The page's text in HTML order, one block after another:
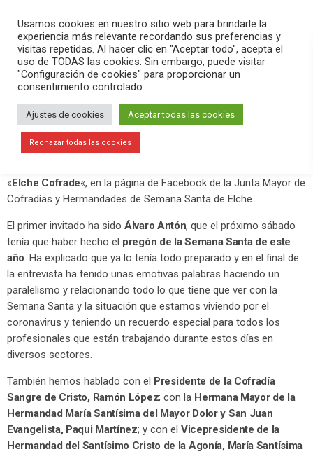
search menu pause PLAY
marzo 25, 2020
Emotivas palabras del pregonero de
Semana Santa 2020 en «Elche
Cofrade»
«Elche Cofrade«, en la página de Facebook de la Junta Mayor de
Cofradías y Hermandades de Semana Santa de Elche.
El primer invitado ha sido Álvaro Antón, que el próximo sábado
tenía que haber hecho el pregón de la Semana Santa de este
año . Ha explicado que ya lo tenía todo preparado y en el final de
la entrevista ha tenido unas emotivas palabras haciendo un
paralelismo y relacionando todo lo que tiene que ver con la
Semana Santa y la situación que estamos viviendo por el
coronavirus y teniendo un recuerdo especial para todos los
profesionales que están trabajando durante estos días en
diversos sectores.
También hemos hablado con el Presidente de la Cofradía
Sangre de Cristo, Ramón López; con la Hermana Mayor de la
Hermandad María Santísima del Mayor Dolor y San Juan
Evangelista, Paqui Martínez; y con el Vicepresidente de la
Hermandad del Santísimo Cristo de la Agonía, María Santísima
Usamos cookies en nuestro sitio web para brindarle la
experiencia más relevante recordando sus preferencias y
visitas repetidas. Al hacer clic en "Aceptar todo", acepta el
uso de TODAS las cookies. Sin embargo, puede visitar
"Configuración de cookies" para proporcionar un
consentimiento controlado.
Ajustes de cookies Aceptar todas las cookies
Rechazar todas las cookies